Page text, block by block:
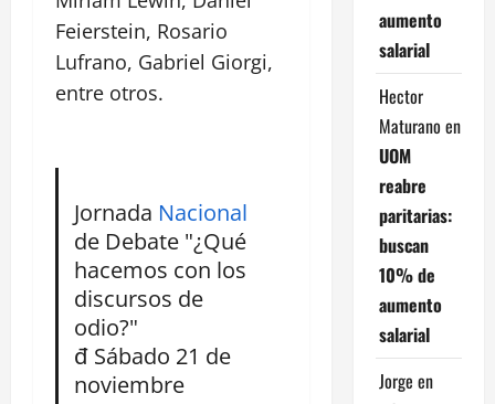
Feierstein, Rosario
Lufrano, Gabriel Giorgi,
entre otros.
Jornada Nacional
de Debate "¿Qué
hacemos con los
discursos de
odio?"
đ Sábado 21 de
noviembre
aumento
salarial
Hector
Maturano en
UOM
reabre
paritarias:
buscan
10% de
aumento
salarial
Jorge en